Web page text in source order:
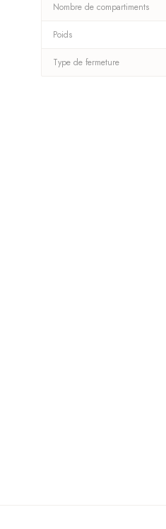
Nombre de compartiments
Poids
Type de fermeture